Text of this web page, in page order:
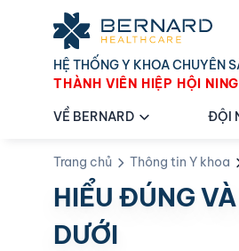
HỆ THỐNG Y KHOA CHUYÊN
THÀNH VIÊN HIỆP HỘI
VỀ BERNARD ĐỘI
Trang chủ Thông tin Y khoa
HIỂU ĐÚNG
DƯỚI